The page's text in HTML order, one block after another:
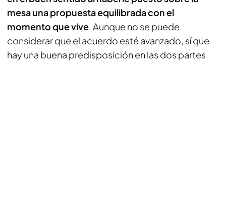
mesa una propuesta equilibrada con el
momento que vive. Aunque no se puede
considerar que el acuerdo esté avanzado, sí que
hay una buena predisposición en las dos partes.